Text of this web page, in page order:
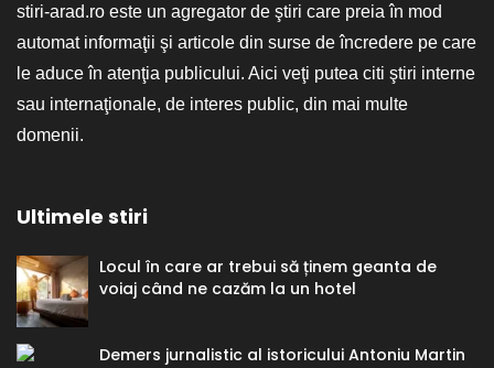
stiri-arad.ro este un agregator de ştiri care preia în mod
automat informaţii şi articole din surse de încredere pe care
le aduce în atenţia publicului. Aici veţi putea citi ştiri interne
sau internaţionale, de interes public, din mai multe
domenii.
Ultimele stiri
Locul în care ar trebui să ținem geanta de
voiaj când ne cazăm la un hotel
Demers jurnalistic al istoricului Antoniu Martin